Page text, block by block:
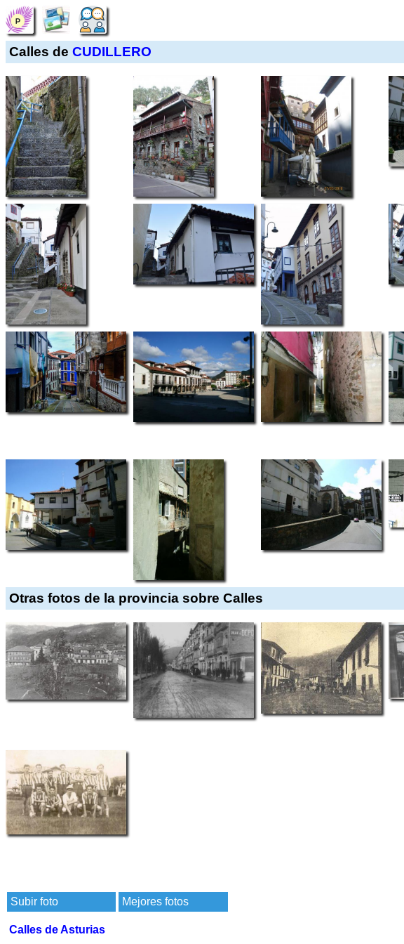
Calles de CUDILLERO
Otras fotos de la provincia sobre Calles
Subir foto Mejores fotos
Calles de Asturias